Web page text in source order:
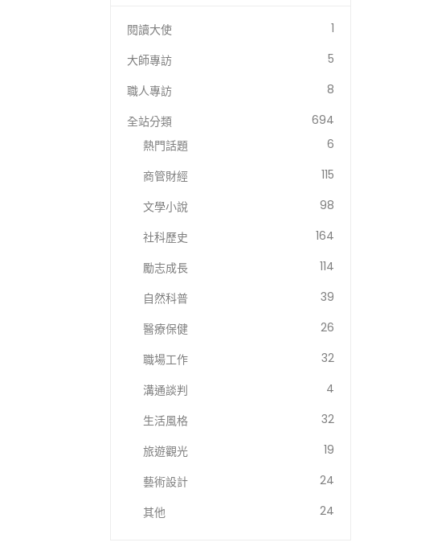
閱讀大使
1
大師專訪
5
職人專訪
8
全站分類
694
熱門話題
6
商管財經
115
文學小說
98
社科歷史
164
勵志成長
114
自然科普
39
醫療保健
26
職場工作
32
溝通談判
4
生活風格
32
旅遊觀光
19
藝術設計
24
其他
24